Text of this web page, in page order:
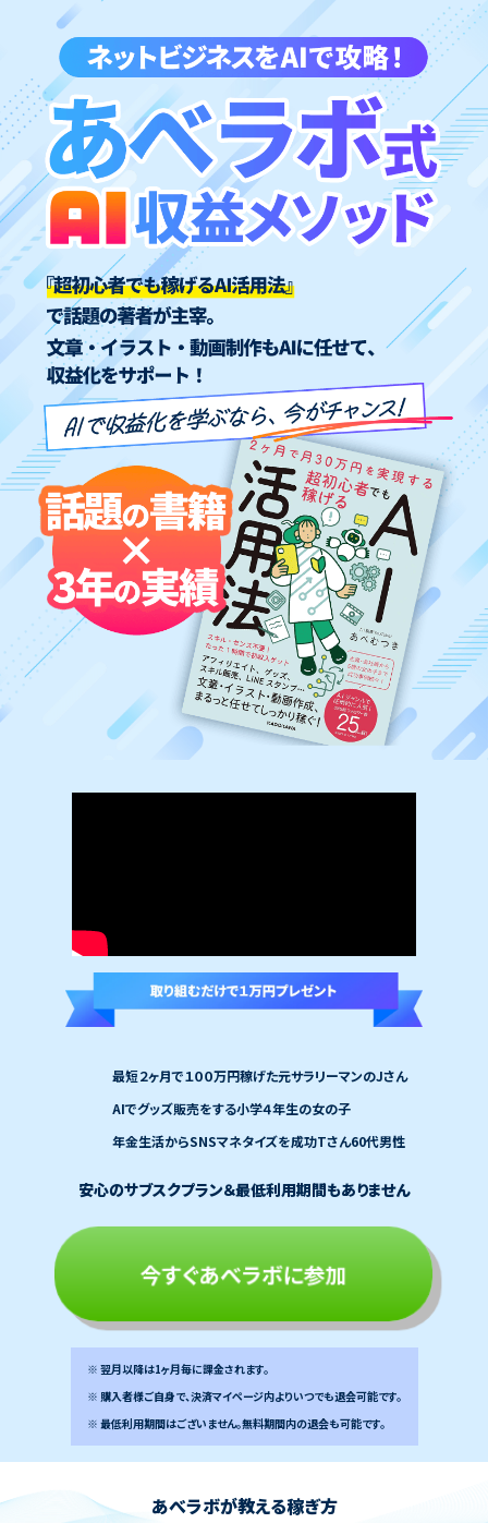
最短２ヶ月で１００万円稼げた元サラリーマンのJさん
AIでグッズ販売をする小学４年生の女の子
年金生活からSNSマネタイズを成功Tさん60代男性
安心のサブスクプラン＆最低利用期間もありません
今すぐあべラボに参加
※ 翌月以降は1ヶ月毎に課金されます。
※ 購入者様ご自身で、決済マイページ内よりいつでも退会可能です。
※ 最低利用期間はございません。無料期間内の退会も可能です。
あべラボが教える稼ぎ方